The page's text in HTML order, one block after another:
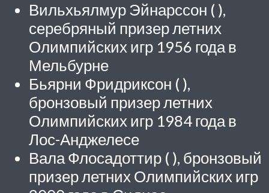
Вильхьялмур Эйнарссон ( ),
серебряный призер летних
Олимпийских игр 1956 года в
Мельбурне
Бьярни Фридриксон ( ),
бронзовый призер летних
Олимпийских игр 1984 года в
Лос-Анджелесе
Вала Флосадоттир ( ), бронзовый
призер летних Олимпийских игр